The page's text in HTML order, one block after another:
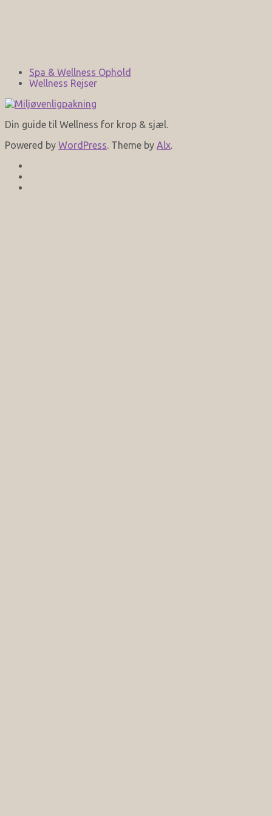
Spa & Wellness Ophold
Wellness Rejser
Din guide til Wellness for krop & sjæl.
Powered by WordPress . Theme by Alx